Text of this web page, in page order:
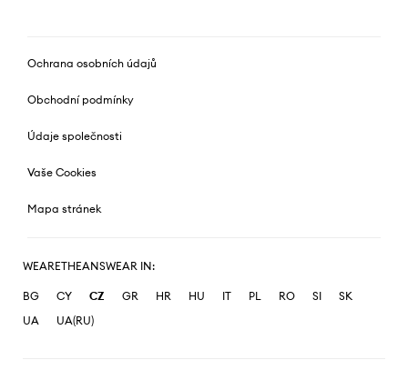
Ochrana osobních údajů
Obchodní podmínky
Údaje společnosti
Vaše Cookies
Mapa stránek
WEARETHEANSWEAR IN:
BG CY CZ GR HR HU IT PL RO SI
SK
UA
UA(RU)